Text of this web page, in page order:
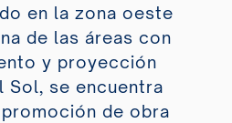
en la zona oeste
de las áreas con
y proyección
Sol, se encuentra
de obra